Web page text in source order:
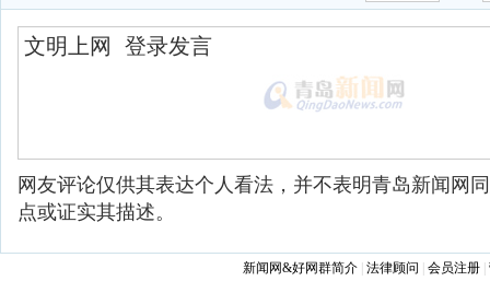
网友评论仅供其表达个人看法，并不表明青岛新闻网
点或证实其描述。